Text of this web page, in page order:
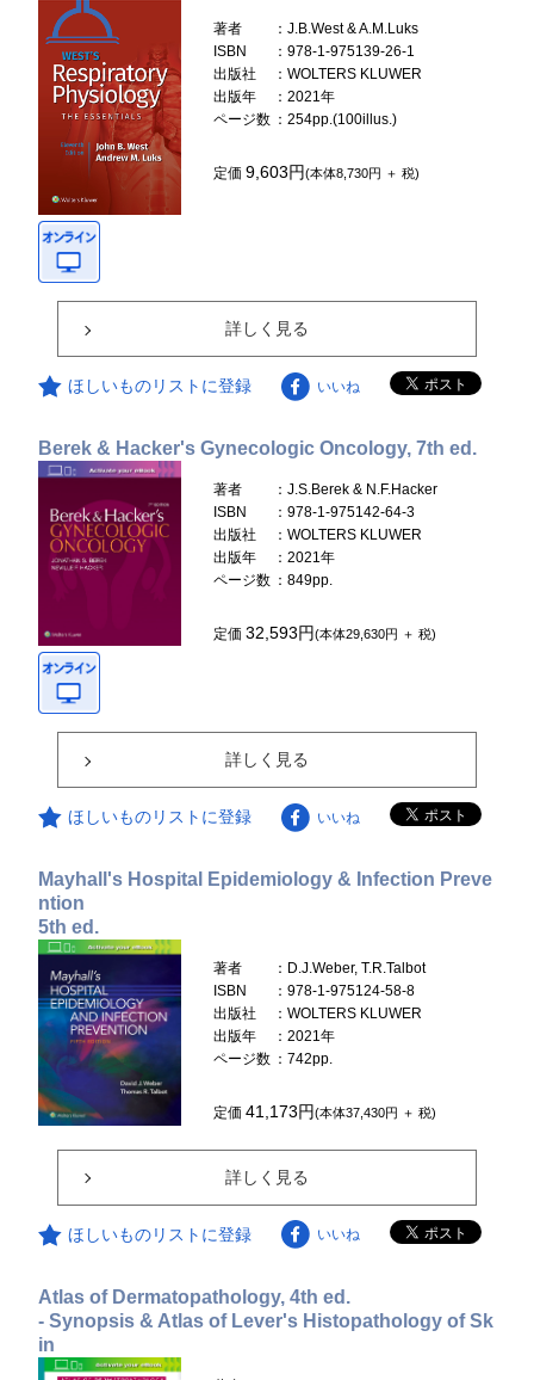
著者
：J.B.West & A.M.Luks
ISBN
：978-1-975139-26-1
出版社
：WOLTERS KLUWER
出版年
：2021年
ページ数 ：254pp.(100illus.)
定価9,603円(本体8,730円 ＋ 税)
詳しく見る
ほしいものリストに登録 いいね
Berek & Hacker's Gynecologic Oncology, 7th ed.
著者
：J.S.Berek & N.F.Hacker
ISBN
：978-1-975142-64-3
出版社
：WOLTERS KLUWER
出版年
：2021年
ページ数 ：849pp.
定価32,593円(本体29,630円 ＋ 税)
詳しく見る
ほしいものリストに登録 いいね
Mayhall's Hospital Epidemiology & Infection Preve
ntion
5th ed.
著者
：D.J.Weber, T.R.Talbot
ISBN
：978-1-975124-58-8
出版社
：WOLTERS KLUWER
出版年
：2021年
ページ数 ：742pp.
定価41,173円(本体37,430円 ＋ 税)
詳しく見る
ほしいものリストに登録 いいね
Atlas of Dermatopathology, 4th ed.
- Synopsis & Atlas of Lever's Histopathology of Sk
in